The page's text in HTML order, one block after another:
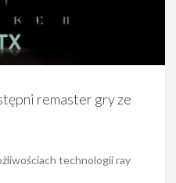
remaster gry ze
technologii ray